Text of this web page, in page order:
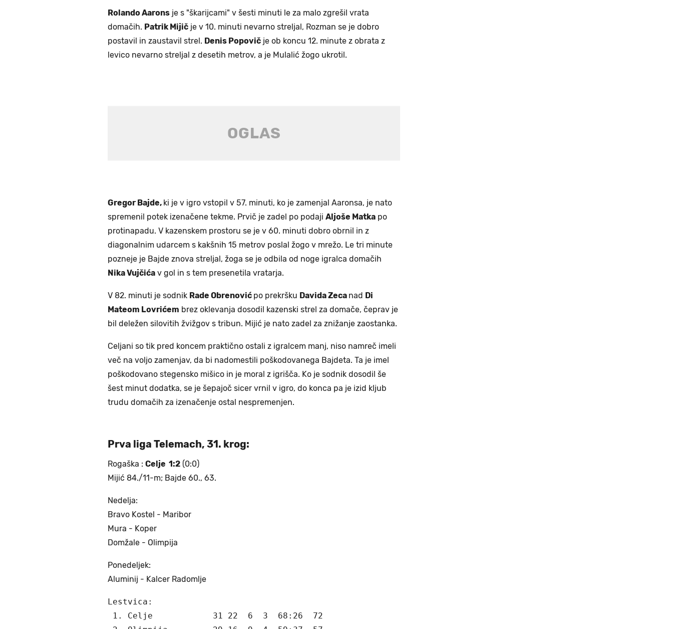
Rolando Aarons je s "škarijcami" v šesti minuti le za malo zgrešil vrata
domačih. Patrik Mijič je v 10. minuti nevarno streljal, Rozman se je dobro
postavil in zaustavil strel. Denis Popovič je ob koncu 12. minute z obrata z
levico nevarno streljal z desetih metrov, a je Mulalić žogo ukrotil.
Gregor Bajde, ki je v igro vstopil v 57. minuti, ko je zamenjal Aaronsa, je nato
spremenil potek izenačene tekme. Prvič je zadel po podaji Aljoše Matka po
protinapadu. V kazenskem prostoru se je v 60. minuti dobro obrnil in z
diagonalnim udarcem s kakšnih 15 metrov poslal žogo v mrežo. Le tri minute
pozneje je Bajde znova streljal, žoga se je odbila od noge igralca domačih
Nika Vujčića v gol in s tem presenetila vratarja.
V 82. minuti je sodnik Rade Obrenović po prekršku Davida Zeca nad Di
Mateom Lovrićem brez oklevanja dosodil kazenski strel za domače, čeprav je
bil deležen silovitih žvižgov s tribun. Mijić je nato zadel za znižanje zaostanka.
Celjani so tik pred koncem praktično ostali z igralcem manj, niso namreč imeli
več na voljo zamenjav, da bi nadomestili poškodovanega Bajdeta. Ta je imel
poškodovano stegensko mišico in je moral z igrišča. Ko je sodnik dosodil še
šest minut dodatka, se je šepajoč sicer vrnil v igro, do konca pa je izid kljub
trudu domačih za izenačenje ostal nespremenjen.
Prva liga Telemach, 31. krog:
Rogaška : Celje 1:2 (0:0)
Mijić 84./11-m; Bajde 60., 63.
Nedelja:
Bravo Kostel - Maribor
Mura - Koper
Domžale - Olimpija
Ponedeljek:
Aluminij - Kalcer Radomlje
Lestvica:
1. Celje            31 22  6  3  68:26  72